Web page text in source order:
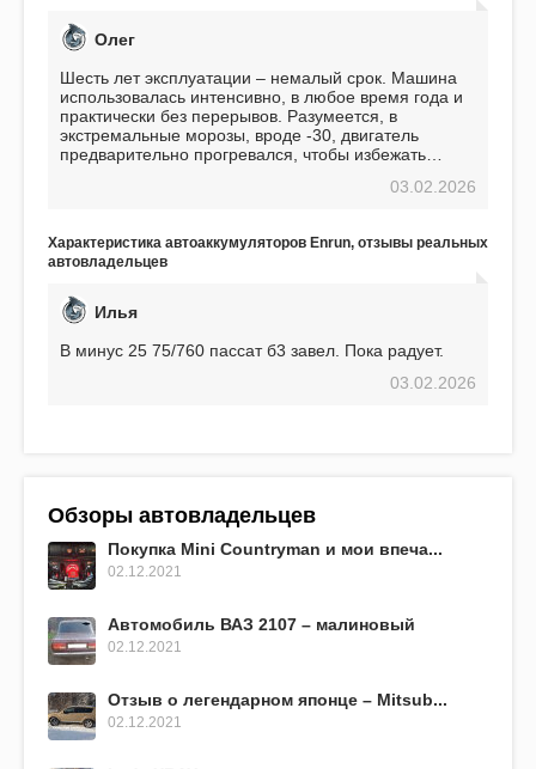
Олег
Шесть лет эксплуатации – немалый срок. Машина
использовалась интенсивно, в любое время года и
практически без перерывов. Разумеется, в
экстремальные морозы, вроде -30, двигатель
предварительно прогревался, чтобы избежать
использования не было ни единой поломки,
EFB 75. Судя по характеристикам, он даже
превосходит предыдущую модель.
03.02.2026
Характеристика автоаккумуляторов Enrun, отзывы реальных
автовладельцев
Илья
В минус 25 75/760 пассат б3 завел. Пока радует.
03.02.2026
Обзоры автовладельцев
Покупка Mini Countryman и мои впеча...
02.12.2021
Автомобиль ВАЗ 2107 – малиновый
02.12.2021
Отзыв о легендарном японце – Mitsub...
02.12.2021